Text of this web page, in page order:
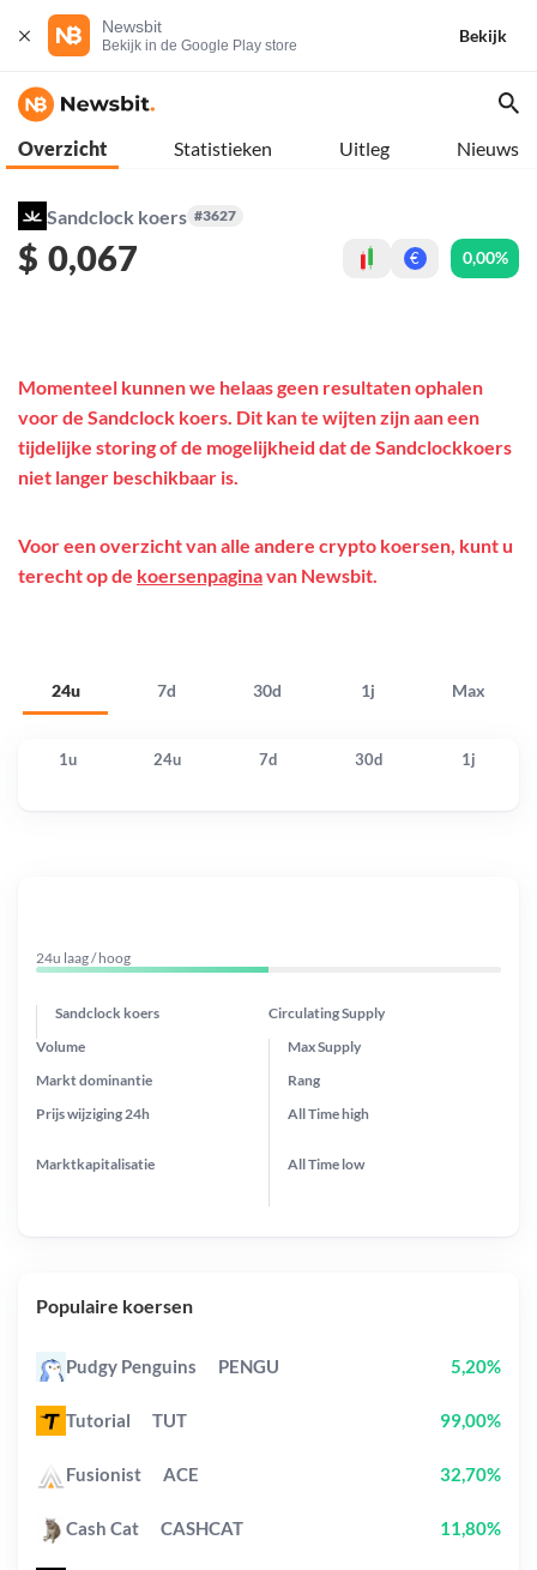
Newsbit
Bekijk in de Google Play store
Bekijk
Overzicht Statistieken Uitleg Nieuws
Sandclock koers #3627
$ 0,067 € 0,00%
24u 7d 30d 1j Max
Momenteel kunnen we helaas geen resultaten ophalen
voor de Sandclock koers. Dit kan te wijten zijn aan een
tijdelijke storing of de mogelijkheid dat de Sandclockkoers
niet langer beschikbaar is.
Voor een overzicht van alle andere crypto koersen, kunt u
terecht op de koersenpaginavan Newsbit.
1u 24u 7d 30d 1j
24u laag / hoog
Sandclock koers Circulating Supply
Prijs wijziging 24h
Max Supply
Markt dominantie
Marktkapitalisatie
Volume
Rang
All Timehigh
All Time low
Populaire koersen
Pudgy Penguins PENGU 5,20%
Tutorial TUT 99,00%
Fusionist ACE 32,70%
Cash Cat CASHCAT 11,80%